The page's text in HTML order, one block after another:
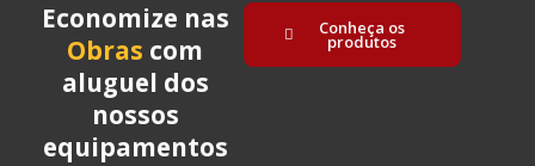
Economize nas
Obras com
aluguel dos
nossos
equipamentos
Conheça os
produtos